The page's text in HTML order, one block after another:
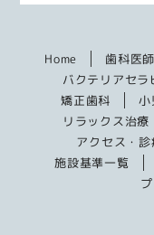
Home 歯科医
バクテリアセラ
矯正歯科
小
リラックス治療
アクセス・診
施設基準一覧